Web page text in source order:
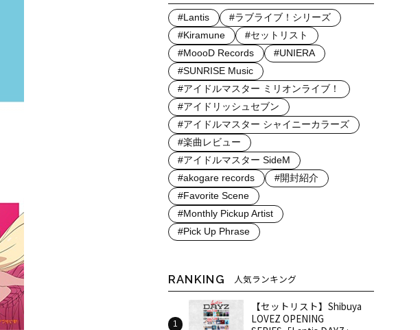
#Lantis
#ラブライブ！シリーズ
#Kiramune
#セットリスト
#MoooD Records
#UNIERA
#SUNRISE Music
#アイドルマスター ミリオンライブ！
#アイドリッシュセブン
#アイドルマスター シャイニーカラーズ
#楽曲レビュー
#アイドルマスター SideM
#akogare records
#開封紹介
#Favorite Scene
#Monthly Pickup Artist
#Pick Up Phrase
RANKING 人気ランキング
【セットリスト】Shibuya
LOVEZ OPENING